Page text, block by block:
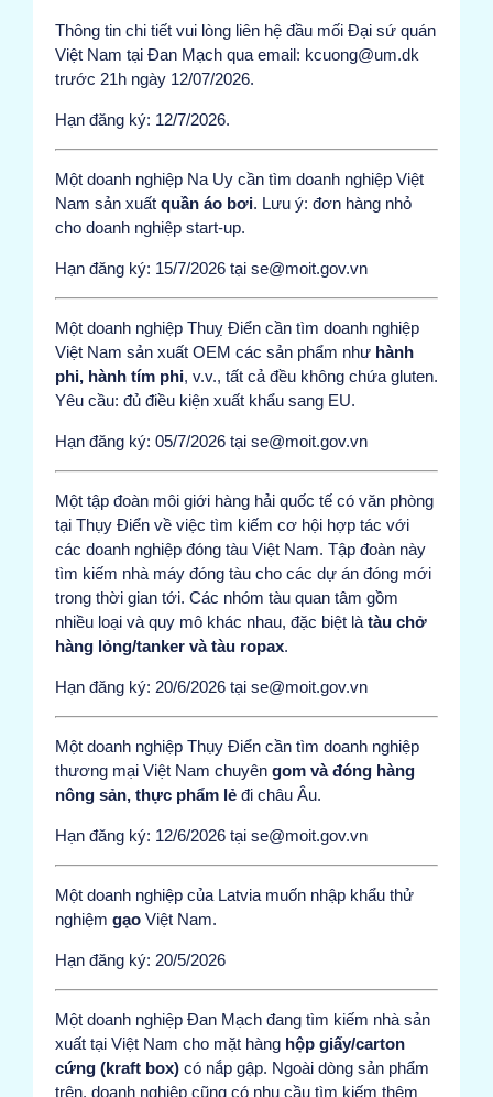
Thông tin chi tiết vui lòng liên hệ đầu mối Đại sứ quán
Việt Nam tại Đan Mạch qua email: kcuong@um.dk
trước 21h ngày 12/07/2026.
Hạn đăng ký: 12/7/2026.
Một doanh nghiệp Na Uy cần tìm doanh nghiệp Việt
Nam sản xuất quần áo bơi. Lưu ý: đơn hàng nhỏ
cho doanh nghiệp start-up.
Hạn đăng ký: 15/7/2026 tại se@moit.gov.vn
Một doanh nghiệp Thuỵ Điển cần tìm doanh nghiệp
Việt Nam sản xuất OEM các sản phẩm như hành
phi, hành tím phi, v.v., tất cả đều không chứa gluten.
Yêu cầu: đủ điều kiện xuất khẩu sang EU.
Hạn đăng ký: 05/7/2026 tại se@moit.gov.vn
Một tập đoàn môi giới hàng hải quốc tế có văn phòng
tại Thụy Điển về việc tìm kiếm cơ hội hợp tác với
các doanh nghiệp đóng tàu Việt Nam. Tập đoàn này
tìm kiếm nhà máy đóng tàu cho các dự án đóng mới
trong thời gian tới. Các nhóm tàu quan tâm gồm
nhiều loại và quy mô khác nhau, đặc biệt là tàu chở
hàng lỏng/tanker và tàu ropax.
Hạn đăng ký: 20/6/2026 tại se@moit.gov.vn
Một doanh nghiệp Thụy Điển cần tìm doanh nghiệp
thương mại Việt Nam chuyên gom và đóng hàng
nông sản, thực phẩm lẻ đi châu Âu.
Hạn đăng ký: 12/6/2026 tại se@moit.gov.vn
Một doanh nghiệp của Latvia muốn nhập khẩu thử
nghiệm gạo Việt Nam.
Hạn đăng ký: 20/5/2026
Một doanh nghiệp Đan Mạch đang tìm kiếm nhà sản
xuất tại Việt Nam cho mặt hàng hộp giấy/carton
cứng (kraft box) có nắp gập. Ngoài dòng sản phẩm
trên, doanh nghiệp cũng có nhu cầu tìm kiếm thêm